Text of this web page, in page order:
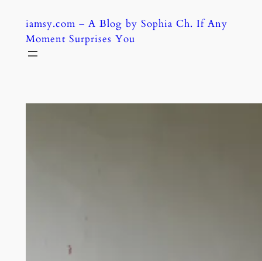
content
iamsy.com – A Blog by Sophia Ch. If Any
Moment Surprises You